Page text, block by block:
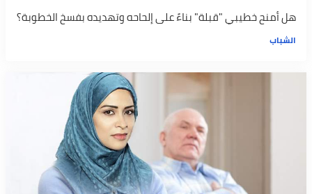
هل أمنح خطيبي "قبلة" بناءً على إلحاحه وتهديده بفسخ الخطوبة؟
الشباب